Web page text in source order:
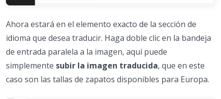
Ahora estará en el elemento exacto de la sección de
idioma que desea traducir. Haga doble clic en la bandeja
de entrada paralela a la imagen, aquí puede
simplemente subir la imagen traducida, que en este
caso son las tallas de zapatos disponibles para Europa.